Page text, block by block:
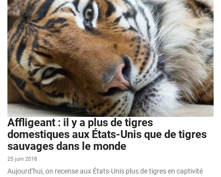
Affligeant : il y a plus de tigres
domestiques aux États-Unis que de tigres
sauvages dans le monde
25 juin 2018
Aujourd’hui, on recense aux États-Unis plus de tigres en captivité